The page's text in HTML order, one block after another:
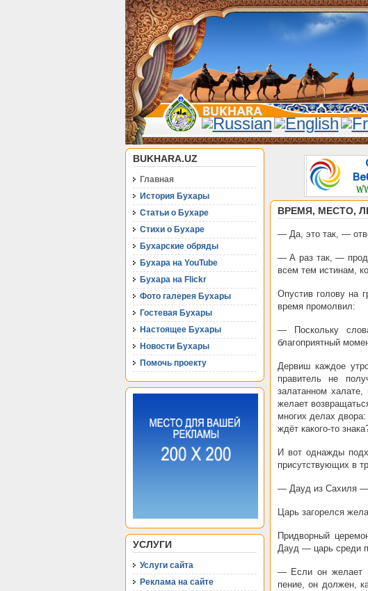
BUKHARA.UZ
Главная
История Бухары
Статьи о Бухаре
Стихи о Бухаре
Бухарские обряды
Бухара на YouTube
Бухара на Flickr
Фото галерея Бухары
Гостевая Бухары
Настоящее Бухары
Новости Бухары
Помочь проекту
УСЛУГИ
Услуги сайта
Реклама на сайте
ВРЕМЯ, МЕСТО,
— Да, это так, —
— А раз так, —
всем тем истинам,
Опустив голову на
время промолвил:
— Поскольку
благоприятный
Дервиш каждое
правитель не
залатанном
желает
многих делах
ждёт какого-то
И вот однажды
присутствующих в
— Дауд из Сахиля —
Царь загорелся
Придворный
Дауд — царь среди
— Если он желает
пение, он должен,